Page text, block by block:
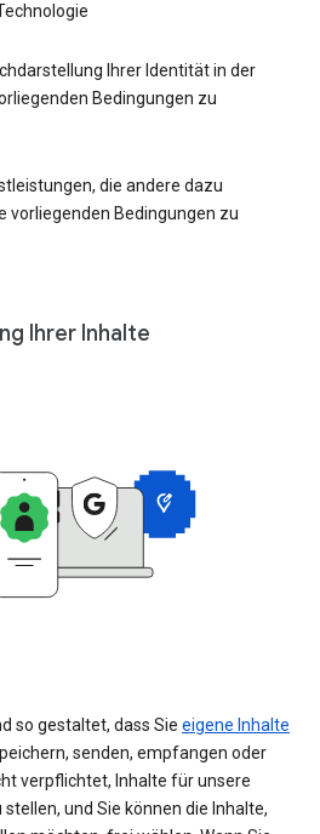
Ihrer Identität in der
Bedingungen zu
die andere dazu
vorliegenden Bedingungen zu
Ihrer Inhalte
so gestaltet, dass Sie eigene Inhalte
senden, empfangen oder
verpflichtet, Inhalte für unsere
und Sie können die Inhalte,